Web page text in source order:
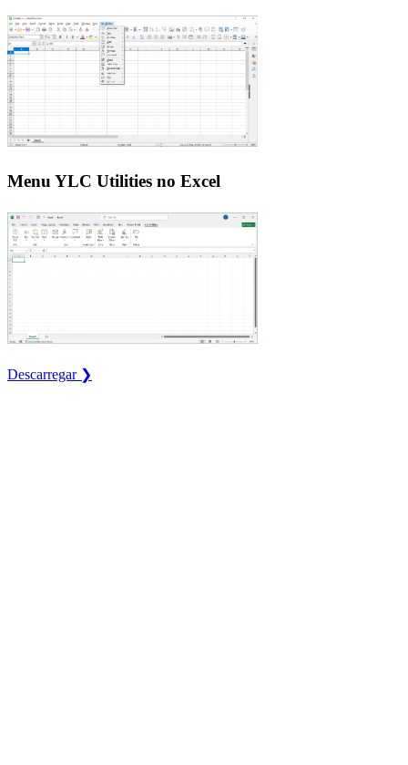
Menu YLC Utilities no Excel
Descarregar ❯